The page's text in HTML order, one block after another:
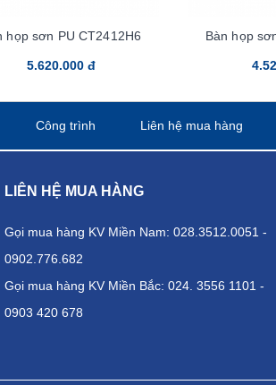
họp sơn PU CT2412H6
5.620.000 đ
Bàn họp
Công trình Liên hệ mua hàng
LIÊN HỆ MUA HÀNG
Gọi mua hàng KV Miền Nam: 028.3512.0051 -
0902.776.682
Gọi mua hàng KV Miền Bắc: 024. 3556 1101 -
0903 420 678